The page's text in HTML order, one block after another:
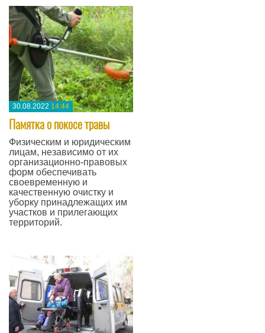
30.08.2022 14:44
Памятка о покосе травы
Физическим и юридическим
лицам, независимо от их
организационно-правовых
форм обеспечивать
своевременную и
качественную очистку и
уборку принадлежащих им
участков и прилегающих
территорий.